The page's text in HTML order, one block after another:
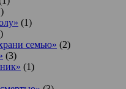
(1)
семью» (2)
(3)
(1)